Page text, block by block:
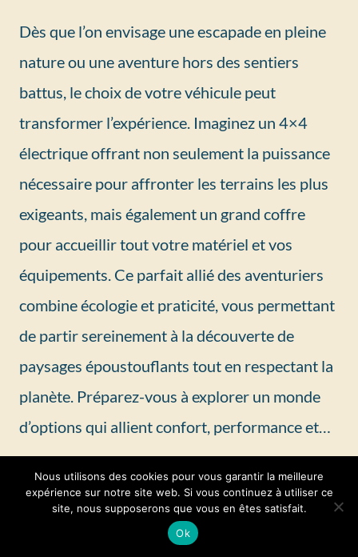
Dès que l’on envisage une escapade en pleine
nature ou une aventure hors des sentiers
battus, le choix de votre véhicule peut
transformer l’expérience. Imaginez un 4×4
électrique offrant non seulement la puissance
nécessaire pour affronter les terrains les plus
exigeants, mais également un grand coffre
pour accueillir tout votre matériel et vos
équipements. Ce parfait allié des aventuriers
combine écologie et praticité, vous permettant
de partir sereinement à la découverte de
paysages époustouflants tout en respectant la
planète. Préparez-vous à explorer un monde
d’options qui allient confort, performance et…
Nous utilisons des cookies pour vous garantir la meilleure
expérience sur notre site web. Si vous continuez à utiliser ce
site, nous supposerons que vous en êtes satisfait.
Ok